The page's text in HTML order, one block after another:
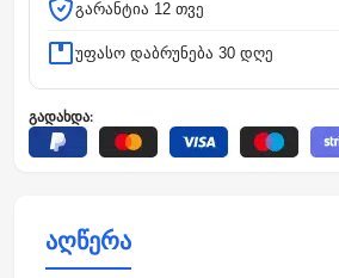
გარანტია 12 თვე
უფასო დაბრუნება 30 დღე
გადახდა:
აღწერა